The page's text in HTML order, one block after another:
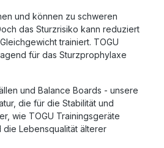
und können zu schweren
das Sturzrisiko kann reduziert
trainiert. TOGU
für das Sturzprophylaxe
und Balance Boards - unsere
die für die Stabilität und
wie TOGU Trainingsgeräte
Lebensqualität älterer